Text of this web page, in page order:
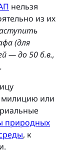
нельзя
из их
(для
— до 50 б.в.,
милицию или
природных
, к